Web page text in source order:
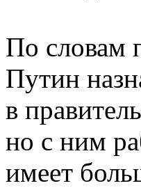
По
Путин
в
но с ним
имеет